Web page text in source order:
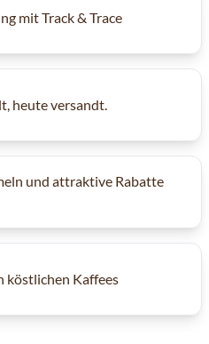
mit Track & Trace
heute versandt.
und attraktive Rabatte
köstlichen Kaffees